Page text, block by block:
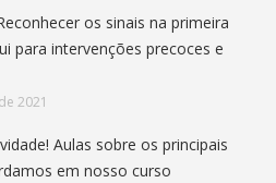
os sinais na primeira
para intervenções precoces e
2021
Aulas sobre os principais
em nosso curso